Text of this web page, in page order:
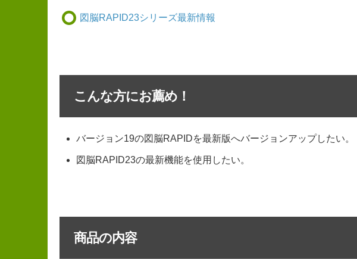
図脳RAPID23シリーズ最新情報
こんな方にお薦め！
バージョン19の図脳RAPIDを最新版へバージョンアップしたい。
図脳RAPID23の最新機能を使用したい。
商品の内容